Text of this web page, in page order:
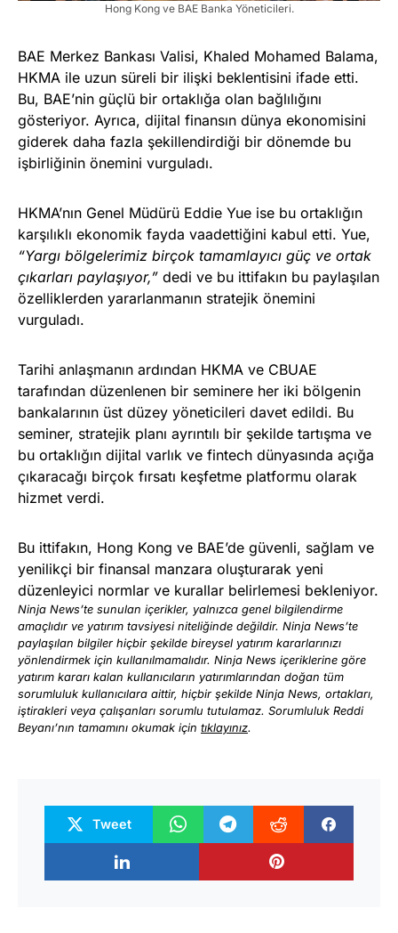
Hong Kong ve BAE Banka Yöneticileri.
BAE Merkez Bankası Valisi, Khaled Mohamed Balama,
HKMA ile uzun süreli bir ilişki beklentisini ifade etti.
Bu, BAE’nin güçlü bir ortaklığa olan bağlılığını
gösteriyor. Ayrıca, dijital finansın dünya ekonomisini
giderek daha fazla şekillendirdiği bir dönemde bu
işbirliğinin önemini vurguladı.
HKMA’nın Genel Müdürü Eddie Yue ise bu ortaklığın
karşılıklı ekonomik fayda vaadettiğini kabul etti. Yue,
“Yargı bölgelerimiz birçok tamamlayıcı güç ve ortak
çıkarları paylaşıyor,” dedi ve bu ittifakın bu paylaşılan
özelliklerden yararlanmanın stratejik önemini
vurguladı.
Tarihi anlaşmanın ardından HKMA ve CBUAE
tarafından düzenlenen bir seminere her iki bölgenin
bankalarının üst düzey yöneticileri davet edildi. Bu
seminer, stratejik planı ayrıntılı bir şekilde tartışma ve
bu ortaklığın dijital varlık ve fintech dünyasında açığa
çıkaracağı birçok fırsatı keşfetme platformu olarak
hizmet verdi.
Bu ittifakın, Hong Kong ve BAE’de güvenli, sağlam ve
yenilikçi bir finansal manzara oluşturarak yeni
düzenleyici normlar ve kurallar belirlemesi bekleniyor.
Ninja News’te sunulan içerikler, yalnızca genel bilgilendirme
amaçlıdır ve yatırım tavsiyesi niteliğinde değildir. Ninja News’te
paylaşılan bilgiler hiçbir şekilde bireysel yatırım kararlarınızı
yönlendirmek için kullanılmamalıdır. Ninja News içeriklerine göre
yatırım kararı kalan kullanıcıların yatırımlarından doğan tüm
sorumluluk kullanıcılara aittir, hiçbir şekilde Ninja News, ortakları,
iştirakleri veya çalışanları sorumlu tutulamaz. Sorumluluk Reddi
Beyanı’nın tamamını okumak için tıklayınız.
Tweet